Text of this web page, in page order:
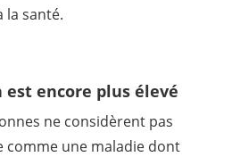
la santé.
encore plus élevé
ne considèrent pas
comme une maladie dont